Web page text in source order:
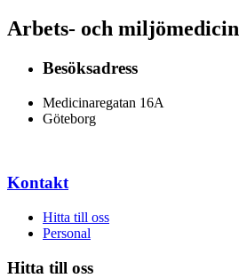
Arbets- och miljömedicin
Besöksadress
Medicinaregatan 16A
Göteborg
Kontakt
Hitta till oss
Personal
Hitta till oss